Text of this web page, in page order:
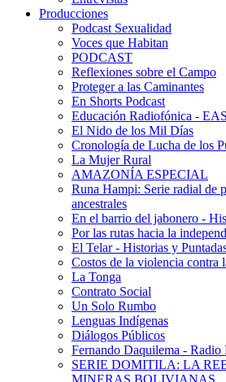
Producciones
Podcast Sexualidad
Voces que Habitan
PODCAST
Reflexiones sobre el Campo
Proteger a las Caminantes
En Shorts Podcast
Educación Radiofónica - EAS
El Nido de los Mil Días
Cronología de Lucha de los
La Mujer Rural
AMAZONÍA ESPECIAL
Runa Hampi: Serie radial de
ancestrales
En el barrio del jabonero -
Por las rutas hacia la
El Telar - Historias y
Costos de la violencia contra
La Tonga
Contrato Social
Un Solo Rumbo
Lenguas Indígenas
Diálogos Públicos
Fernando Daquilema -
SERIE DOMITILA: LA
MINERAS BOLIVIANAS